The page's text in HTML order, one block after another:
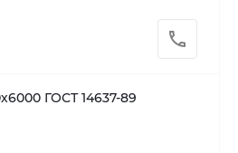
ГОСТ 14637-89